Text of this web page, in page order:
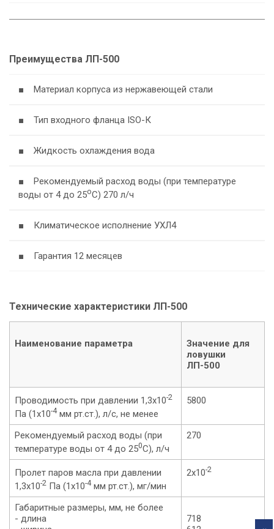
Преимущества ЛП-500
■ Материал корпуса из нержавеющей стали
■ Тип входного фланца ISO-К
■ Жидкость охлаждения вода
■ Рекомендуемый расход воды (при температуре
воды от 4 до 25оС) 270 л/ч
■ Климатическое исполнение УХЛ4
■ Гарантия 12 месяцев
Технические характеристики ЛП-500
Наименование параметра
Значение для
ловушки
ЛП-500
Проводимость при давлении 1,3х10-2
Па (1х10-4мм рт.ст.), л/с, не менее
5800
Рекомендуемый расход воды (при
температуре воды от 4 до 250С), л/ч
270
Пролет паров масла при давлении
1,3х10-2 Па (1х10-4мм рт.ст.), мг/мин
2х10-2
Габаритные размеры, мм, не более
- длина
718